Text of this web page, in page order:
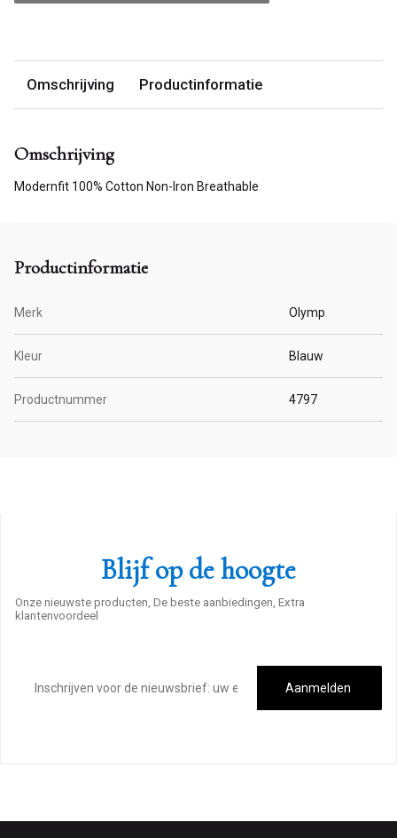
Omschrijving Productinformatie
Omschrijving
Modernfit 100% Cotton Non-Iron Breathable
Productinformatie
Merk Olymp
Kleur Blauw
Productnummer 4797
Blijf op de hoogte
Onze nieuwste producten, De beste aanbiedingen, Extra
klantenvoordeel
mailadres
Aanmelden